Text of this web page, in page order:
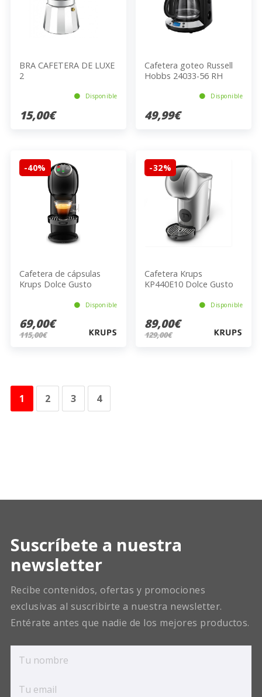
BRA CAFETERA DE LUXE
2
Disponible
15,00€
Cafetera goteo Russell
Hobbs 24033-56 RH
Disponible
49,99€
-40%
Cafetera de cápsulas
Krups Dolce Gusto
Litros Negro 1500 Watts
17.3cm
Disponible
69,00€
115,00€
-32%
Cafetera Krups
KP440E10 Dolce Gusto
Plateado 11.2x27.3x28.6
Disponible
89,00€
129,00€
1 2 3 4
Suscríbete a nuestra
newsletter
Recibe contenidos, ofertas y promociones
exclusivas al suscribirte a nuestra newsletter.
Entérate antes que nadie de los mejores productos.